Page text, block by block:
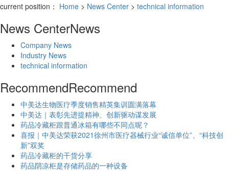
current position： Home > News Center > technical information
News CenterNews
Company News
Industry News
technical information
RecommendRecommend
中美达生物医疗季度销售精英集训圆满落幕
中美达｜表彰先进提精神、创新驱动谋发展
药品冷藏柜跟普通冰箱有哪些不同点呢？
喜报｜中美达荣获2021徐州市医疗器械行业“诚信单位”、“科技创
新”双奖
药品冷藏柜的干货分享
药品阴凉柜是存储药品的一种设备